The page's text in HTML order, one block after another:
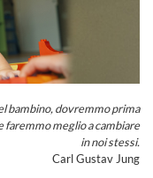
bambino, dovremmo prima
faremmo meglio a cambiare
in noi stessi.
Carl Gustav Jung